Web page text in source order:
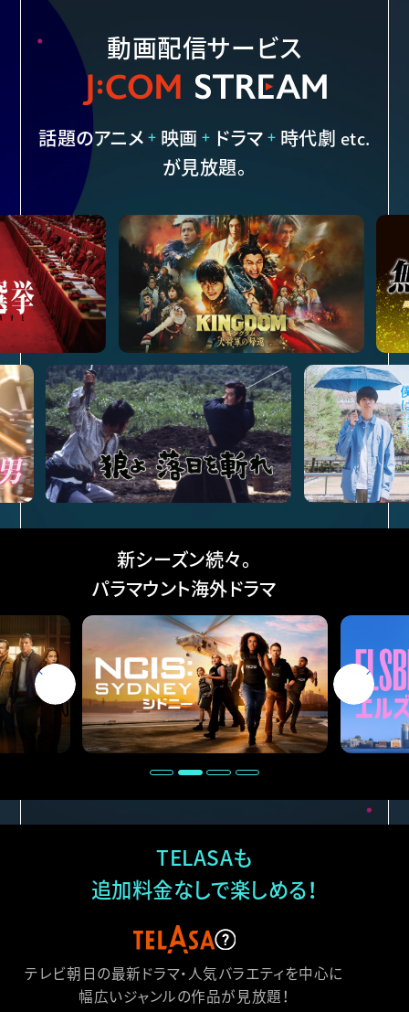
動画配信サービス
話題のアニメ + 映画 + ドラマ + 時代劇 etc.
が見放題。
新シーズン続々。
パラマウント海外ドラマ
TELASAも
追加料金なしで楽しめる！
テレビ朝日の最新ドラマ・人気バラエティを中心に
幅広いジャンルの作品が見放題！